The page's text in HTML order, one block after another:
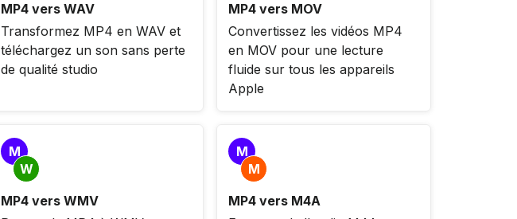
MP4 vers WAV
Transformez MP4 en WAV et
téléchargez un son sans perte
de qualité studio
MP4 vers MOV
Convertissez les vidéos MP4
en MOV pour une lecture
fluide sur tous les appareils
Apple
M
W
MP4 vers WMV
M
M
MP4 vers M4A